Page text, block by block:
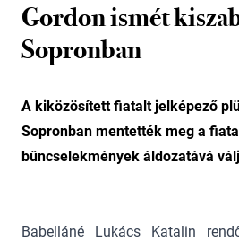
Gordon ismét
Sopronban
A kiközösített fiatalt jelképező
Sopronban mentették meg a
bűncselekmények áldozatává
Babelláné Lukács Katalin